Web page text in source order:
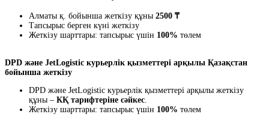
Алматы қ. бойынша жеткізу құны 2500 ₸
Тапсырыс берген күні жеткізу
Жеткізу шарттары: тапсырыс үшін 100% төлем
DPD және JetLogistic курьерлік қызметтері арқылы Қазақстан
бойынша жеткізу
DPD және JetLogistic курьерлік қызметтері арқылы жеткізу
құны – КҚ тарифтеріне сәйкес.
Жеткізу шарттары: тапсырыс үшін 100% төлем